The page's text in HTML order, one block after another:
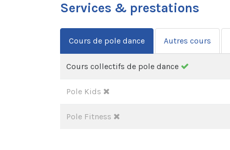
Services & prestations
Cours de pole dance Autres cours
Cours collectifs de pole dance
Pole Kids
Pole Fitness